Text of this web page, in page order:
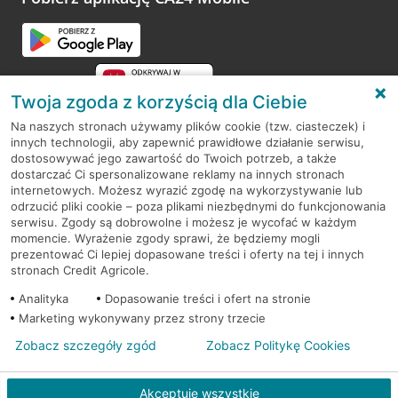
RODO
Regulamin serwisu
Mapa serwisu
PolitykaCookies
© 2026 Credit Agricole Bank Polska S.A. Wszelkie prawa zastrzeżone
Twoja zgoda z korzyścią dla Ciebie
Na naszych stronach używamy plików cookie (tzw. ciasteczek) i
innych technologii, aby zapewnić prawidłowe działanie serwisu,
dostosowywać jego zawartość do Twoich potrzeb, a także
dostarczać Ci spersonalizowane reklamy na innych stronach
internetowych. Możesz wyrazić zgodę na wykorzystywanie lub
odrzucić pliki cookie – poza plikami niezbędnymi do funkcjonowania
serwisu. Zgody są dobrowolne i możesz je wycofać w każdym
momencie. Wyrażenie zgody sprawi, że będziemy mogli
prezentować Ci lepiej dopasowane treści i oferty na tej i innych
stronach Credit Agricole.
Analityka
Dopasowanie treści i ofert na stronie
Marketing wykonywany przez strony trzecie
Akceptuję wszystkie
Zobacz szczegóły zgód Zobacz Politykę Cookies